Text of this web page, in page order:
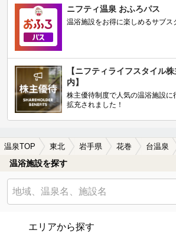
ニフティ温泉 おふろパス
温浴施設をお得に楽しめるサブス
【ニフティライフスタイル
内】
株主優待制度で人気の温浴施設に
拡充されました！
温泉TOP 東北 岩手県 花巻 台温泉
温浴施設を探す
エリアから探す